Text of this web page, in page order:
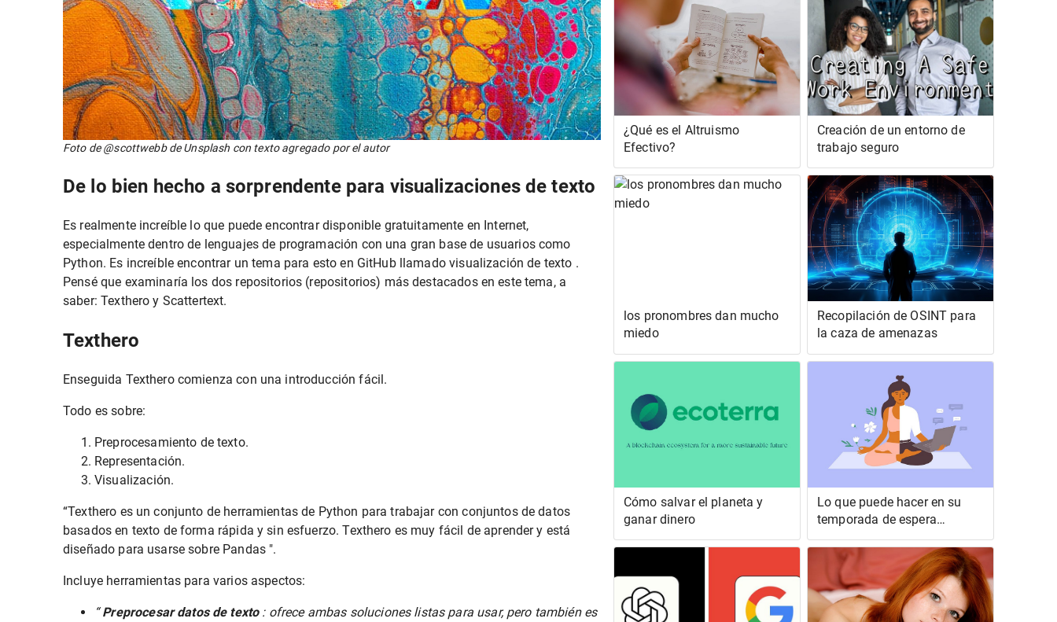
Foto de @scottwebb de Unsplash con texto agregado por el autor
De lo bien hecho a sorprendente para visualizaciones de texto
Es realmente increíble lo que puede encontrar disponible gratuitamente en Internet,
especialmente dentro de lenguajes de programación con una gran base de usuarios como
Python. Es increíble encontrar un tema para esto en GitHub llamado visualización de texto .
Pensé que examinaría los dos repositorios (repositorios) más destacados en este tema, a
saber: Texthero y Scattertext.
Texthero
Enseguida Texthero comienza con una introducción fácil.
Todo es sobre:
Preprocesamiento de texto.
Representación.
Visualización.
“Texthero es un conjunto de herramientas de Python para trabajar con conjuntos de datos
basados ​​en texto de forma rápida y sin esfuerzo. Texthero es muy fácil de aprender y está
diseñado para usarse sobre Pandas ".
Incluye herramientas para varios aspectos:
“Preprocesar datos de texto: ofrece ambas soluciones listas para usar, pero también es
¿Qué es el Altruismo
Efectivo?
Creación de un entorno de
trabajo seguro
los pronombres dan mucho
miedo
Recopilación de OSINT para
la caza de amenazas
Cómo salvar el planeta y
ganar dinero
Lo que puede hacer en su
temporada de espera
(esperando conseguir su
primer trabajo en tecnología)